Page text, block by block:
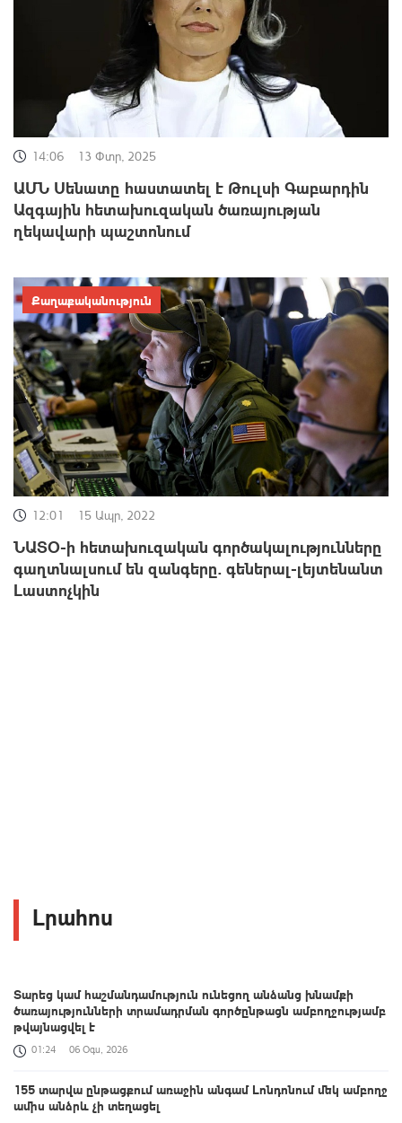
14:06 13 Փտր, 2025
ԱՄՆ Սենատը հաստատել է Թուլսի Գաբարդին
Ազգային հետախուզական ծառայության
ղեկավարի պաշտոնում
12:01 15 Ապր, 2022
ՆԱՏՕ-ի հետախուզական գործակալությունները
գաղտնալսում են զանգերը. գեներալ-լեյտենանտ
Լաստոչկին
Քաղաքականություն
Լրահոս
Տարեց կամ հաշմանդամություն ունեցող անձանց խնամքի
ծառայությունների տրամադրման գործընթացն ամբողջությամբ
թվայնացվել է
01:24 06 Օգս, 2026
155 տարվա ընթացքում առաջին անգամ Լոնդոնում մեկ ամբողջ
ամիս անձրև չի տեղացել